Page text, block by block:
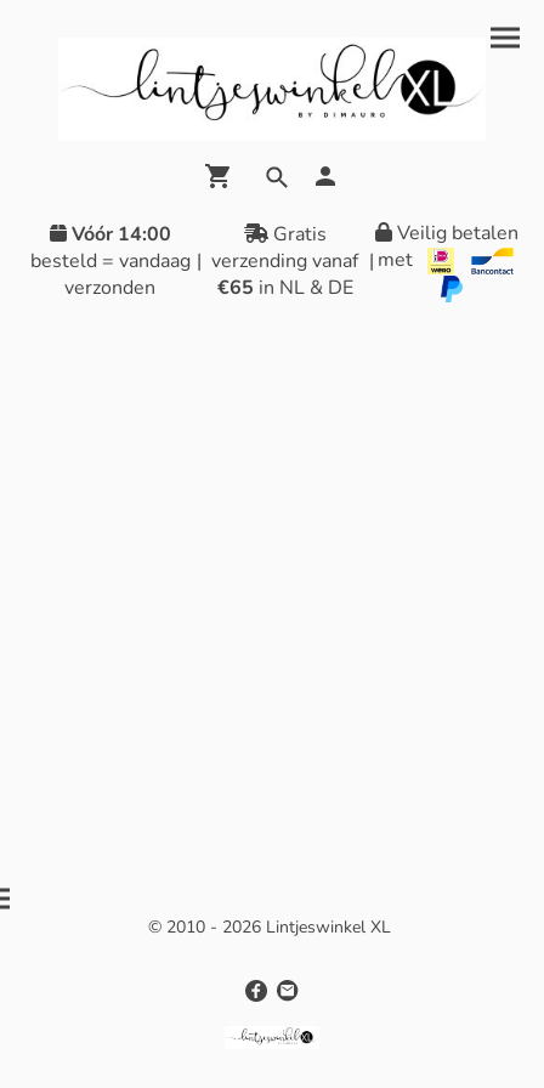
Vóór 14:00
besteld = vandaag
verzonden
|
Gratis
verzending vanaf
€65 in NL & DE
|
Veilig betalen
met
© 2010 - 2026 Lintjeswinkel XL